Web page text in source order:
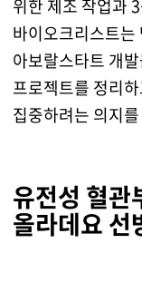
위한 제조 작업과
바이오크리스트
아보랄스타트 개
프로젝트를 정리
집중하려는 의지
유전성 혈관
올라데요 선